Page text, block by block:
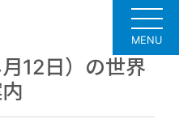
MENU
12日）の世界